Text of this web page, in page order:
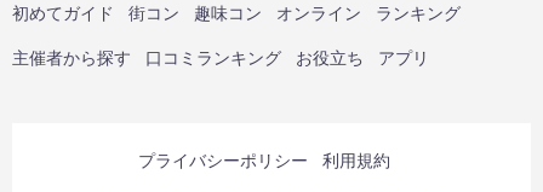
初めてガイド 街コン 趣味コン オンライン ランキング
主催者から探す 口コミランキング お役立ち アプリ
プライバシーポリシー 利用規約